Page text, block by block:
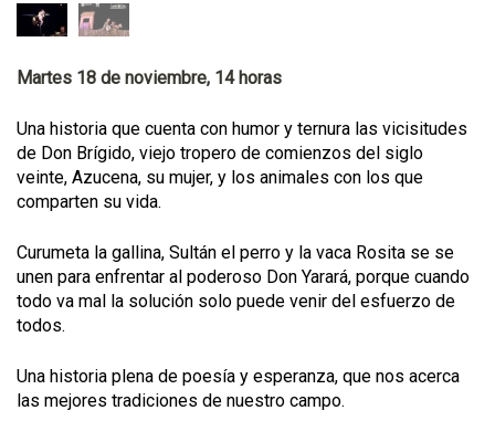
Martes 18 de noviembre, 14 horas
Una historia que cuenta con humor y ternura las vicisitudes
de Don Brígido, viejo tropero de comienzos del siglo
veinte, Azucena, su mujer, y los animales con los que
comparten su vida.
Curumeta la gallina, Sultán el perro y la vaca Rosita se se
unen para enfrentar al poderoso Don Yarará, porque cuando
todo va mal la solución solo puede venir del esfuerzo de
todos.
Una historia plena de poesía y esperanza, que nos acerca
las mejores tradiciones de nuestro campo.